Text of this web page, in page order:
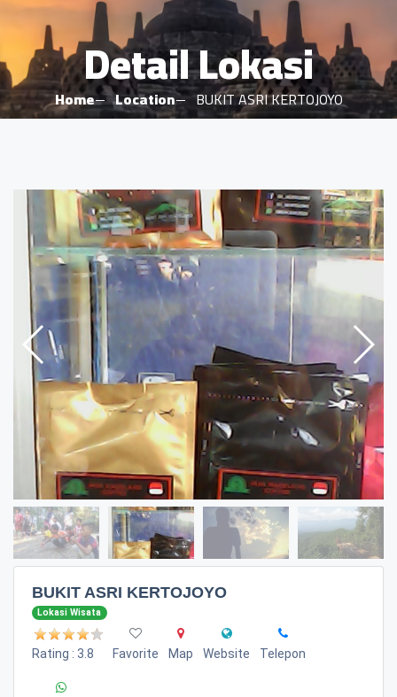
Detail Lokasi
Home Location BUKIT ASRI KERTOJOYO
BUKIT ASRI KERTOJOYO
Lokasi Wisata
Rating : 3.8 Favorite Map Website Telepon